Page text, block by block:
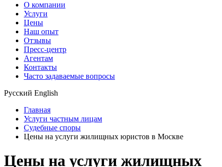
О компании
Услуги
Цены
Наш опыт
Отзывы
Пресс-центр
Агентам
Контакты
Часто задаваемые вопросы
Русский English
Главная
Услуги частным лицам
Судебные споры
Цены на услуги жилищных юристов в Москве
Цены на услуги жилищных